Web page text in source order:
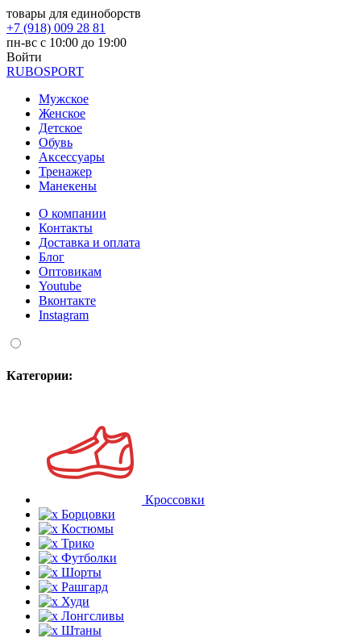
товары для единоборств
+7 (918) 009 28 81
пн-вс с 10:00 до 19:00
Войти
RUBOSPORT
Мужское
Женское
Детское
Обувь
Аксессуары
Тренажер
Манекены
О компании
Контакты
Доставка и оплата
Блог
Оптовикам
Youtube
Вконтакте
Instagram
Категории:
Кроссовки
Борцовки
Костюмы
Трико
Футболки
Шорты
Рашгард
Худи
Лонгсливы
Штаны